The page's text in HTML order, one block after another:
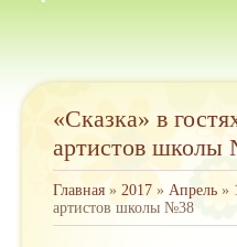
«Сказка» в
артистов школы
Главная » 2017 » Апрель »
артистов школы №38